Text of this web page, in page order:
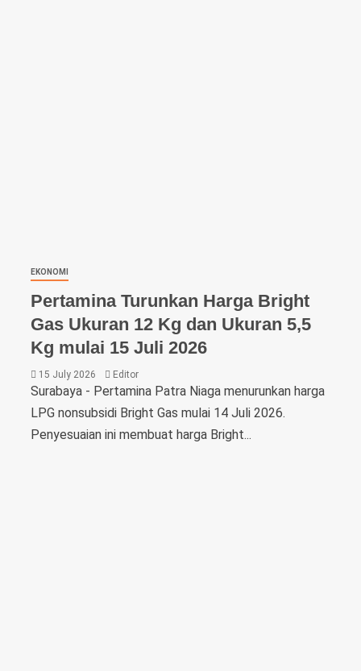
EKONOMI
Pertamina Turunkan Harga Bright
Gas Ukuran 12 Kg dan Ukuran 5,5
Kg mulai 15 Juli 2026
15 July 2026 Editor
Surabaya - Pertamina Patra Niaga menurunkan harga
LPG nonsubsidi Bright Gas mulai 14 Juli 2026.
Penyesuaian ini membuat harga Bright...